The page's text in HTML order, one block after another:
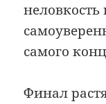
неловкость
самого
Финал